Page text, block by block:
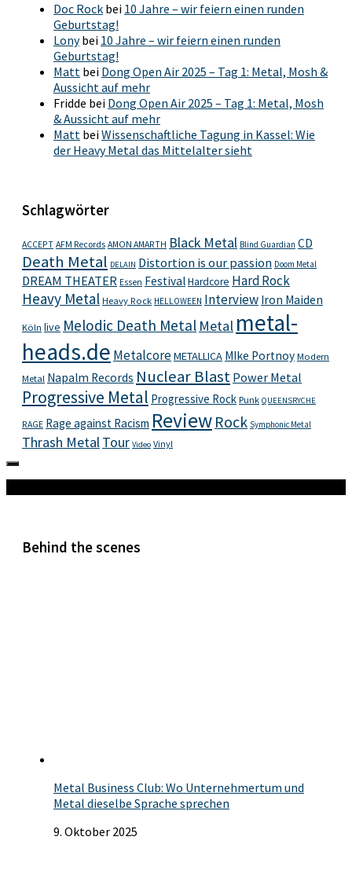
Doc Rock bei 10 Jahre – wir feiern einen runden
Geburtstag!
Lonybei 10 Jahre – wir feiern einen runden
Geburtstag!
Matt bei Dong Open Air 2025 – Tag 1: Metal, Mosh &
Aussicht auf mehr
Fridde bei Dong Open Air 2025 – Tag 1: Metal, Mosh
& Aussicht auf mehr
Matt beiWissenschaftliche Tagung in Kassel: Wie
der Heavy Metal das Mittelalter sieht
Schlagwörter
ACCEPT AFM Records AMON AMARTH Black Metal Blind Guardian CD
Death Metal DELAIN Distortion is our passion Doom Metal
DREAM THEATER Essen FestivalHardcore Hard Rock
Heavy Metal Heavy Rock HELLOWEEN Interview Iron Maiden
Köln live Melodic Death Metal Metal metal-
heads.de MetalcoreMETALLICA MIke Portnoy Modern
Metal Napalm Records Nuclear Blast Power Metal
Progressive Metal Progressive Rock Punk QUEENSRYCHE
RAGE Rage against Racism Review Rock Symphonic Metal
Thrash MetalTour Video Vinyl
Behind the scenes
Metal Business Club: Wo Unternehmertum und
Metal dieselbe Sprache sprechen
9. Oktober 2025